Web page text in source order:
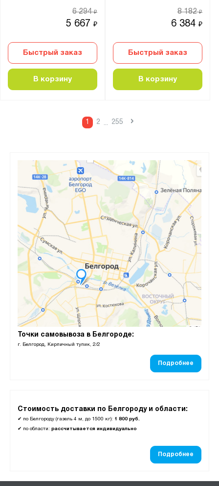
Точки самовывоза в Белгороде:
г. Белгород, Кирпичный тупик, 2/2
Подробнее
Стоимость доставки по Белгороду и области:
✔ по Белгороду (газель 4 м, до 1500 кг): 1 800 руб.
✔ по области: рассчитывается индивидуально
Подробнее
5 667₽
6 294₽
Быстрый заказ
В корзину
6 384₽
8 182₽
Быстрый заказ
В корзину
1 2 ... 255 ›